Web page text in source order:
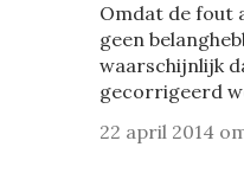
Omdat de fout
geen
waarschijnlijk
gecorrigeerd
22 april 2014